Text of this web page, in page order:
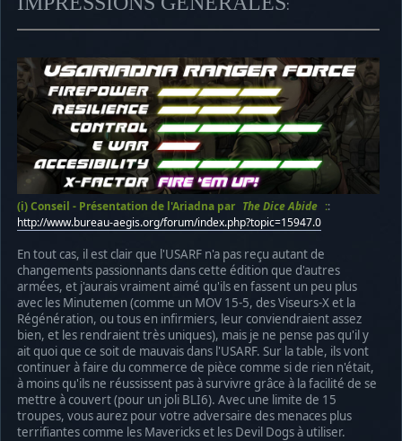
:
(i) Conseil - Présentation de l'Ariadna par The Dice Abide ::
http://www.bureau-aegis.org/forum/index.php?topic=15947.0
En tout cas, il est clair que l'USARF n'a pas reçu autant de
changements passionnants dans cette édition que d'autres
armées, et j'aurais vraiment aimé qu'ils en fassent un peu plus
avec les Minutemen (comme un MOV 15-5, des Viseurs-X et la
Régénération, ou tous en infirmiers, leur conviendraient assez
bien, et les rendraient très uniques), mais je ne pense pas qu'il y
ait quoi que ce soit de mauvais dans l'USARF. Sur la table, ils vont
continuer à faire du commerce de pièce comme si de rien n'était,
à moins qu'ils ne réussissent pas à survivre grâce à la facilité de se
mettre à couvert (pour un joli BLI6). Avec une limite de 15
troupes, vous aurez pour votre adversaire des menaces plus
terrifiantes comme les Mavericks et les Devil Dogs à utiliser.